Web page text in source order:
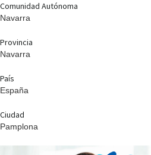
Comunidad Autónoma
Navarra
Provincia
Navarra
País
España
Ciudad
Pamplona